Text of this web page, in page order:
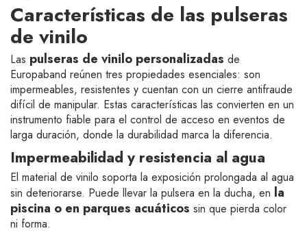
Características de las pulseras
de vinilo
Las pulseras de vinilo personalizadas de
Europaband reúnen tres propiedades esenciales: son
impermeables, resistentes y cuentan con un cierre antifraude
difícil de manipular. Estas características las convierten en un
instrumento fiable para el control de acceso en eventos de
larga duración, donde la durabilidad marca la diferencia.
Impermeabilidad y resistencia al agua
El material de vinilo soporta la exposición prolongada al agua
sin deteriorarse. Puede llevar la pulsera en la ducha, en la
piscina o en parques acuáticos sin que pierda color
ni forma.